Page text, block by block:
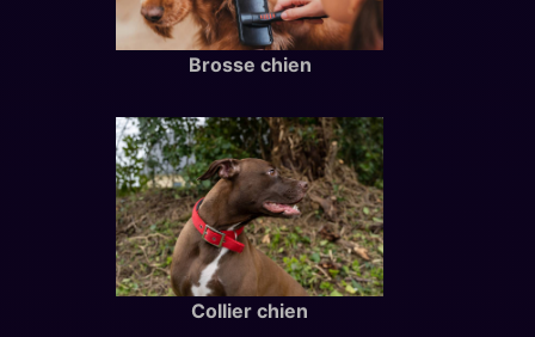
Brosse chien
Collier chien